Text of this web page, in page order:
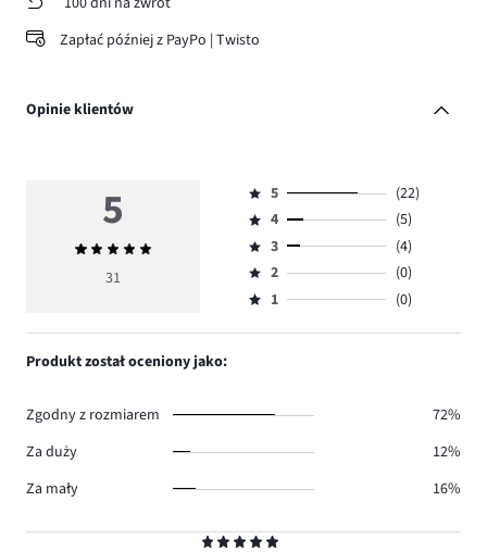
Zapłać później z PayPo | Twisto
Opinie klientów
5
Średnia
ocena
31
Ocena
5,
ilość
głosów
22.
5
(22)
Ocena
4,
ilość
głosów
4
(5)
Ocena
3,
ilość
3
(4)
Ocena
2,
2
(0)
Ocena
1,
1 (0)
Produkt został oceniony jako:
Zgodny z rozmiarem
72%
Za duży
12%
Za mały
16%